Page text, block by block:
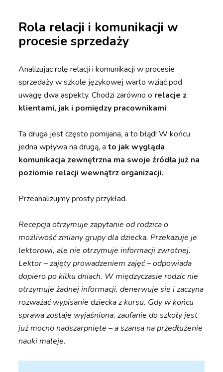
Rola relacji i komunikacji w
procesie sprzedaży
Analizując rolę relacji i komunikacji w procesie
sprzedaży w szkole językowej warto wziąć pod
uwagę dwa aspekty. Chodzi zarówno o relacje z
klientami, jak i pomiędzy pracownikami.
Ta druga jest często pomijana, a to błąd! W końcu
jedna wpływa na drugą, ato jak wygląda
komunikacja zewnętrzna ma swoje źródła już na
poziomie relacji wewnątrz organizacji.
Przeanalizujmy prosty przykład.
Recepcja otrzymuje zapytanie od rodzica o
możliwość zmiany grupy dla dziecka. Przekazuje je
lektorowi, ale nie otrzymuje informacji zwrotnej.
Lektor – zajęty prowadzeniem zajęć – odpowiada
dopiero po kilku dniach. W międzyczasie rodzic nie
otrzymuje żadnej informacji, denerwuje się i zaczyna
rozważać wypisanie dziecka z kursu. Gdy w końcu
sprawa zostaje wyjaśniona, zaufanie do szkoły jest
już mocno nadszarpnięte – a szansa na przedłużenie
nauki maleje.